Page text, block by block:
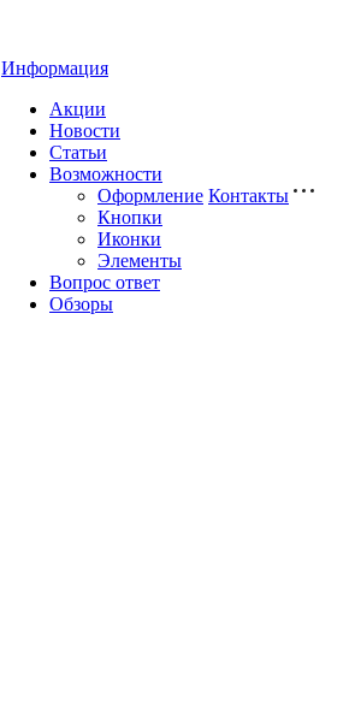
Информация
Акции
Новости
Статьи
Возможности
Оформление
Кнопки
Иконки
Элементы
Вопрос ответ
Обзоры
Контакты